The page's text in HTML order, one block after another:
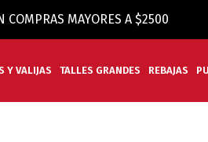
COMPRAS MAYORES A $2500
Y VALIJAS TALLES GRANDES REBAJAS